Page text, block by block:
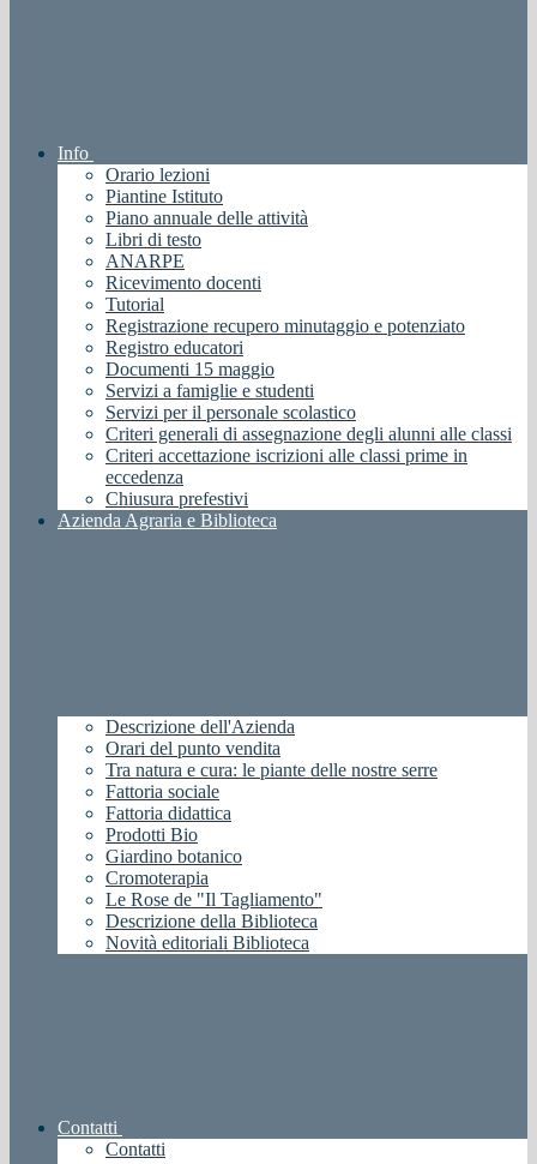
Info
Orario lezioni
Piantine Istituto
Piano annuale delle attività
Libri di testo
ANARPE
Ricevimento docenti
Tutorial
Registrazione recupero minutaggio e potenziato
Registro educatori
Documenti 15 maggio
Servizi a famiglie e studenti
Servizi per il personale scolastico
Criteri generali di assegnazione degli alunni alle classi
Criteri accettazione iscrizioni alle classi prime in
eccedenza
Chiusura prefestivi
Azienda Agraria e Biblioteca
Descrizione dell'Azienda
Orari del punto vendita
Tra natura e cura: le piante delle nostre serre
Fattoria sociale
Fattoria didattica
Prodotti Bio
Giardino botanico
Cromoterapia
Le Rose de "Il Tagliamento"
Descrizione della Biblioteca
Novità editoriali Biblioteca
Contatti
Contatti